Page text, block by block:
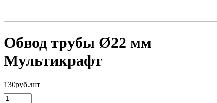
Обвод трубы Ø22 мм
Мультикрафт
130руб./шт